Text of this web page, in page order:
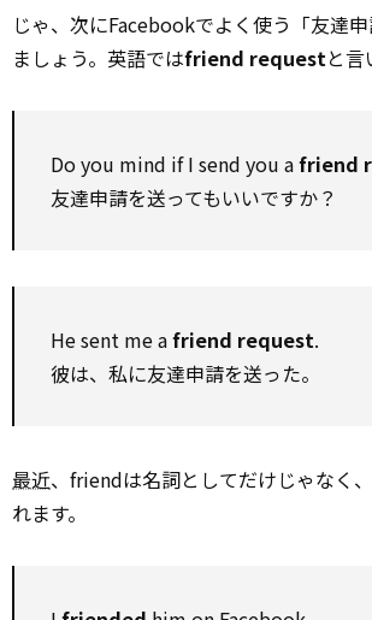
じゃ、次にFacebookでよく使う「友達
ましょう。英語ではfriend requestと言
Do you mind if I send you afriend
友達申請を送ってもいいですか？
He sent me afriend request.
彼は、私に友達申請を送った。
最近、friendは名詞としてだけじゃなく
れます。